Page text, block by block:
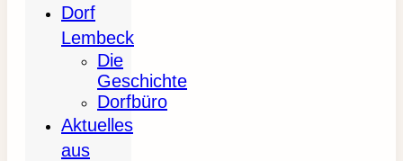
Dorf
Lembeck
Die
Geschichte
Dorfbüro
Aktuelles
aus